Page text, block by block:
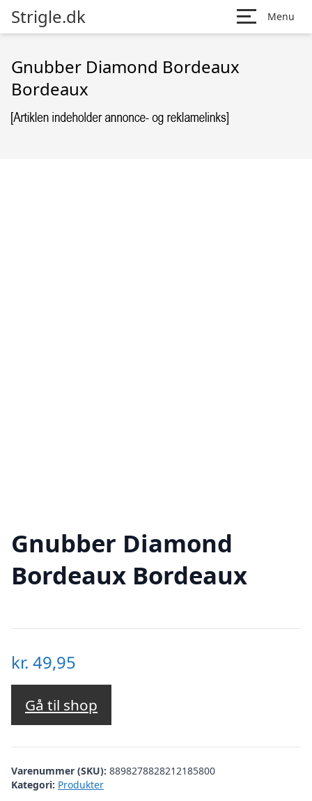
Strigle.dk Menu
Gnubber Diamond Bordeaux
Bordeaux
Gnubber Diamond
Bordeaux Bordeaux
kr. 49,95
Gå til shop
Varenummer (SKU): 8898278828212185800
Kategori: Produkter